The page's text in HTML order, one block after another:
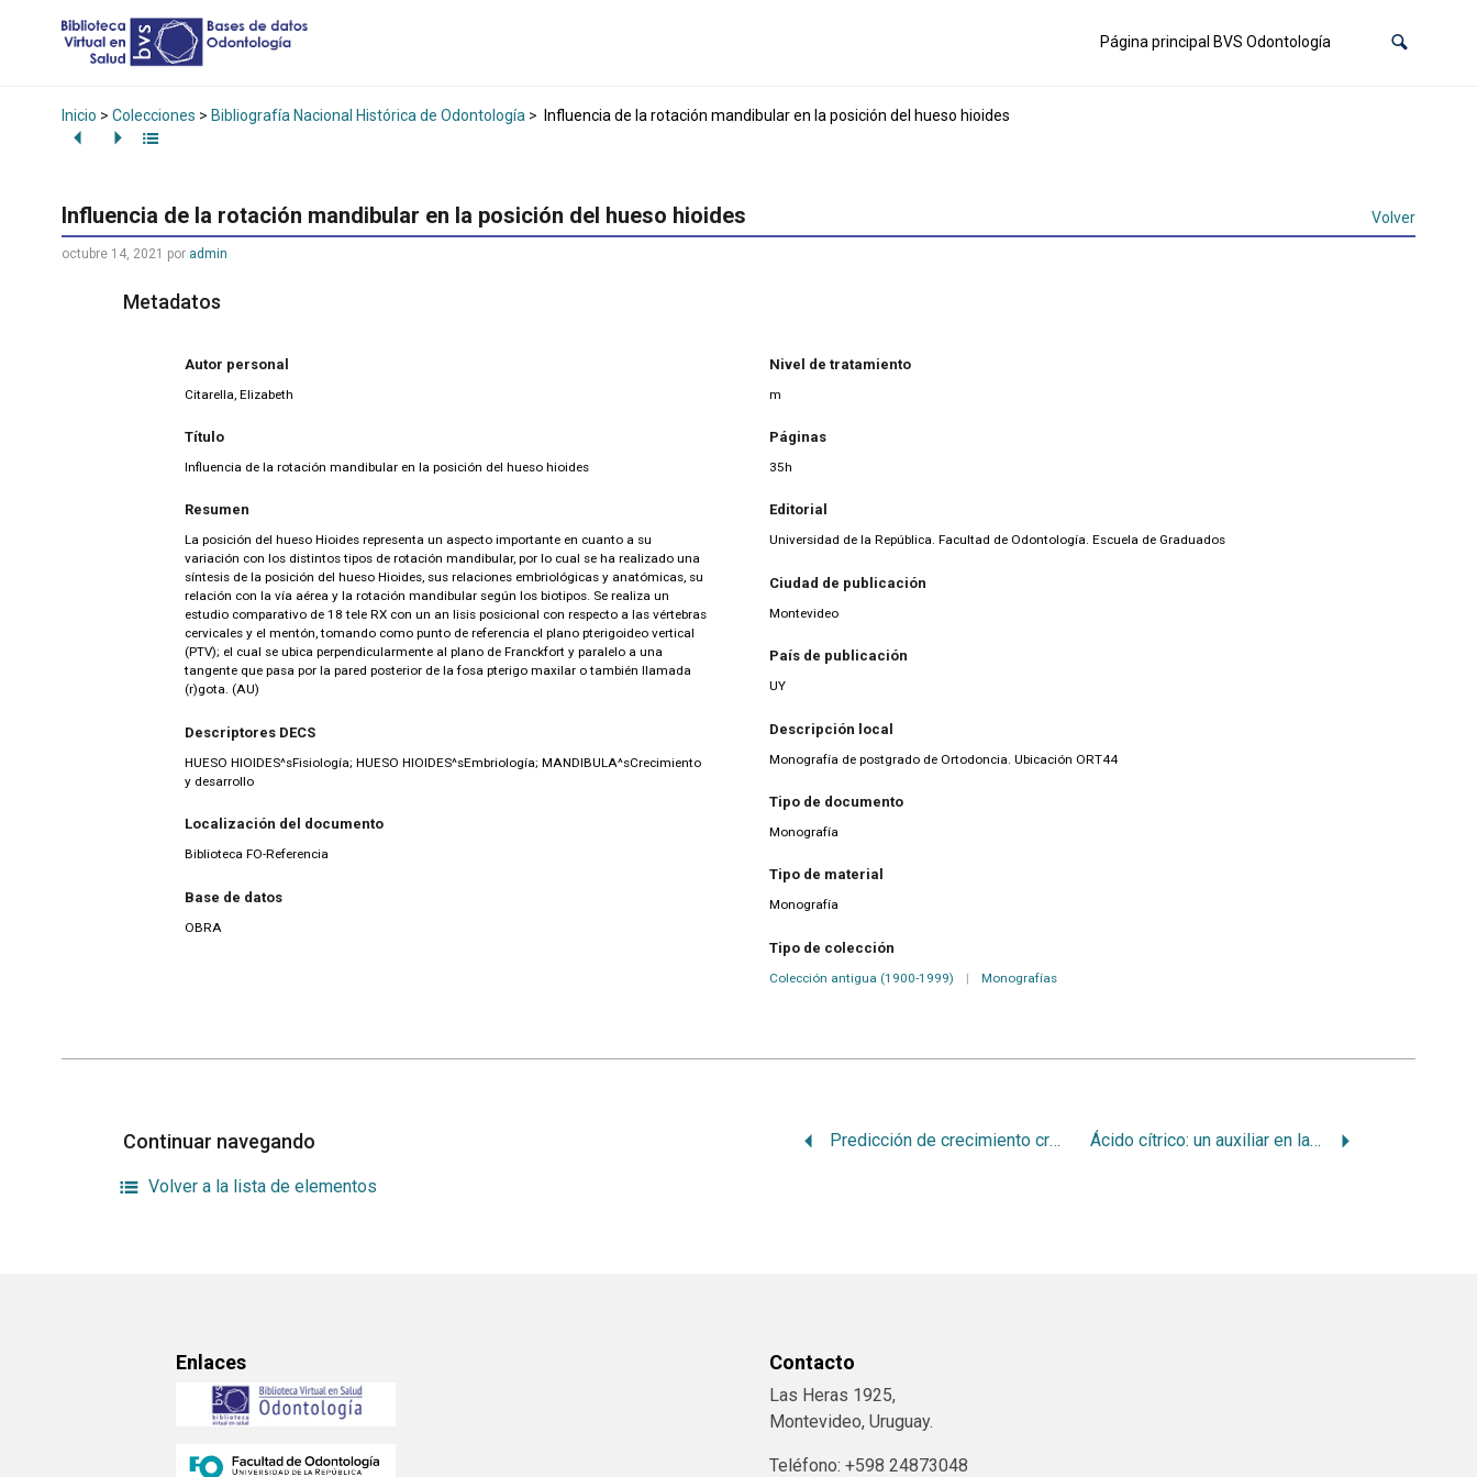
Página principal BVS Odontología
Inicio > Colecciones > Bibliografía Nacional Histórica de Odontología > Influencia de la rotación mandibular en la posición del hueso hioides
Influencia de la rotación mandibular en la posición del hueso hioides Volver
octubre 14, 2021 por admin
Metadatos
Autor personal
Citarella, Elizabeth
Título
Influencia de la rotación mandibular en la posición del hueso hioides
Resumen
La posición del hueso Hioides representa un aspecto importante en cuanto a su
variación con los distintos tipos de rotación mandibular, por lo cual se ha realizado una
síntesis de la posición del hueso Hioides, sus relaciones embriológicas y anatómicas, su
relación con la vía aérea y la rotación mandibular según los biotipos. Se realiza un
estudio comparativo de 18 tele RX con un an lisis posicional con respecto a las vértebras
cervicales y el mentón, tomando como punto de referencia el plano pterigoideo vertical
(PTV); el cual se ubica perpendicularmente al plano de Franckfort y paralelo a una
tangente que pasa por la pared posterior de la fosa pterigo maxilar o también llamada
(r)gota. (AU)
Descriptores DECS
HUESO HIOIDES^sFisiología; HUESO HIOIDES^sEmbriología; MANDIBULA^sCrecimiento
y desarrollo
Localización del documento
Biblioteca FO-Referencia
Base de datos
OBRA
Nivel de tratamiento
m
Páginas
35h
Editorial
Universidad de la República. Facultad de Odontología. Escuela de Graduados
Ciudad de publicación
Montevideo
País de publicación
UY
Descripción local
Monografía de postgrado de Ortodoncia. Ubicación ORT44
Tipo de documento
Monografía
Tipo de material
Monografía
Tipo de colección
Colección antigua (1900-1999) | Monografías
Continuar navegando Predicción de crecimiento craneofacial: actualización bibliográfica Ácido cítrico: un auxiliar en la formación de nueva inserción
Volver a la lista de elementos
Enlaces Contacto
Las Heras 1925,
Montevideo, Uruguay.
Teléfono: +598 24873048